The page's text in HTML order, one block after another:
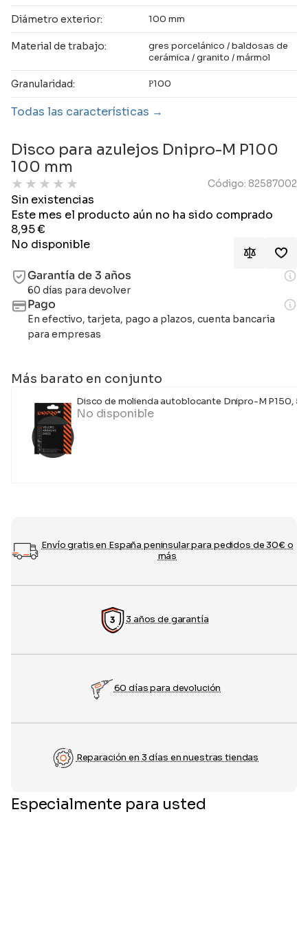
Diámetro exterior: 100 mm
Material de trabajo:
gres porcelánico / baldosas de
cerámica / granito / mármol
Granularidad: Р100
Todas las características
Disco para azulejos Dnipro-M P100
100 mm
★ ★ ★ ★ ★ Código: 82587002
Sin existencias
Este mes el producto aún no ha sido comprado
8,95€
No disponible
Garantía de 3 años
60 días para devolver
Pago
En efectivo, tarjeta, pago a plazos, cuenta bancaria
para empresas
Más barato en conjunto
Disco de molienda autoblocante Dnipro-M P150, 5
No disponible
Envío gratis en España peninsular para pedidos de 30€ o
más
3 años de garantía
60 días para devolución
Reparación en 3 días en nuestras tiendas
Especialmente para usted